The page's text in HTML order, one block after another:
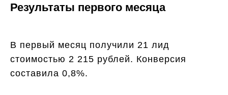
Результаты первого месяца
В первый месяц получили 21 лид
стоимостью 2 215 рублей. Конверсия
составила 0,8%.